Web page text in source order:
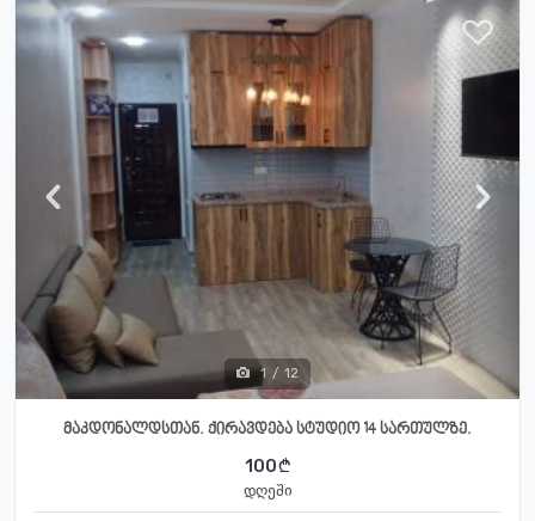
1 / 12
მაკდონალდსთან. ქირავდება სტუდიო 14 სართულზე.
100
დღეში